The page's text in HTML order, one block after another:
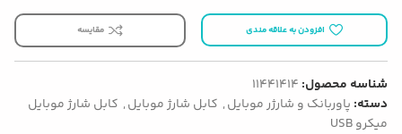
افزودن به علاقه مندی مقایسه
شناسه محصول: 11441414
دسته: پاوربانک و شارژر موبایل, کابل شارژ موبایل, کابل شارژ موبایل
میکرو USB